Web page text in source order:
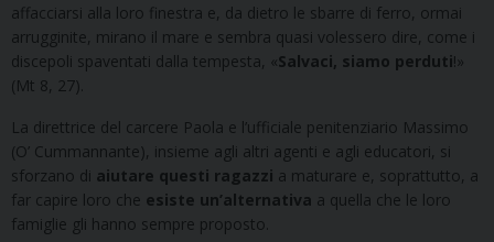
affacciarsi alla loro finestra e, da dietro le sbarre di ferro, ormai
arrugginite, mirano il mare e sembra quasi volessero dire, come i
discepoli spaventati dalla tempesta, «Salvaci, siamo perduti!»
(Mt 8, 27).
La direttrice del carcere Paola e l’ufficiale penitenziario Massimo
(O’ Cummannante), insieme agli altri agenti e agli educatori, si
sforzano di aiutare questi ragazzi a maturare e, soprattutto, a
far capire loro che esiste un’alternativa a quella che le loro
famiglie gli hanno sempre proposto.